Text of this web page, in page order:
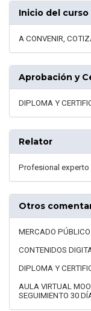
Inicio del curso
A CONVENIR,
Aprobación y
DIPLOMA Y
Relator
Profesional experto
Otros
MERCADO
CONTENIDOS
DIPLOMA Y
AULA VIRTUAL
SEGUIMIENTO 30